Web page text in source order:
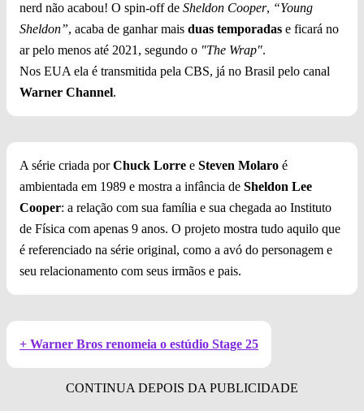
nerd não acabou! O spin-off de Sheldon Cooper, “Young
Sheldon”, acaba de ganhar mais duas temporadas e ficará no
ar pelo menos até 2021, segundo o "The Wrap".
Nos EUA ela é transmitida pela CBS, já no Brasil pelo canal
Warner Channel.
A série criada porChuck Lorre e Steven Molaro é
ambientada em 1989 e mostra a infância de Sheldon Lee
Cooper: a relação com sua família e sua chegada ao Instituto
de Física com apenas 9 anos. O projeto mostra tudo aquilo que
é referenciado na série original, como a avó do personagem e
seu relacionamento com seus irmãos e pais.
+ Warner Bros renomeia o estúdio Stage 25